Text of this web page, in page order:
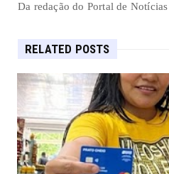
Da redação do Portal de Notícias
RELATED POSTS